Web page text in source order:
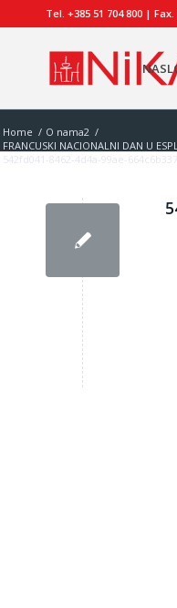
Tel. +385 51 704 800 | Fax.
Home / O nama2 /
FRANCUSKI NACIONALNI DAN U
542fd041-8462-4d4a-99ae-